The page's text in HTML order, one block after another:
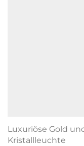
Luxuriöse Gold
Kristallleuchte